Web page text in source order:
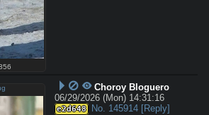
Choroy Bloguero
06/29/2026 (Mon) 14:31:16
e2d648 No. 145914 [Reply]